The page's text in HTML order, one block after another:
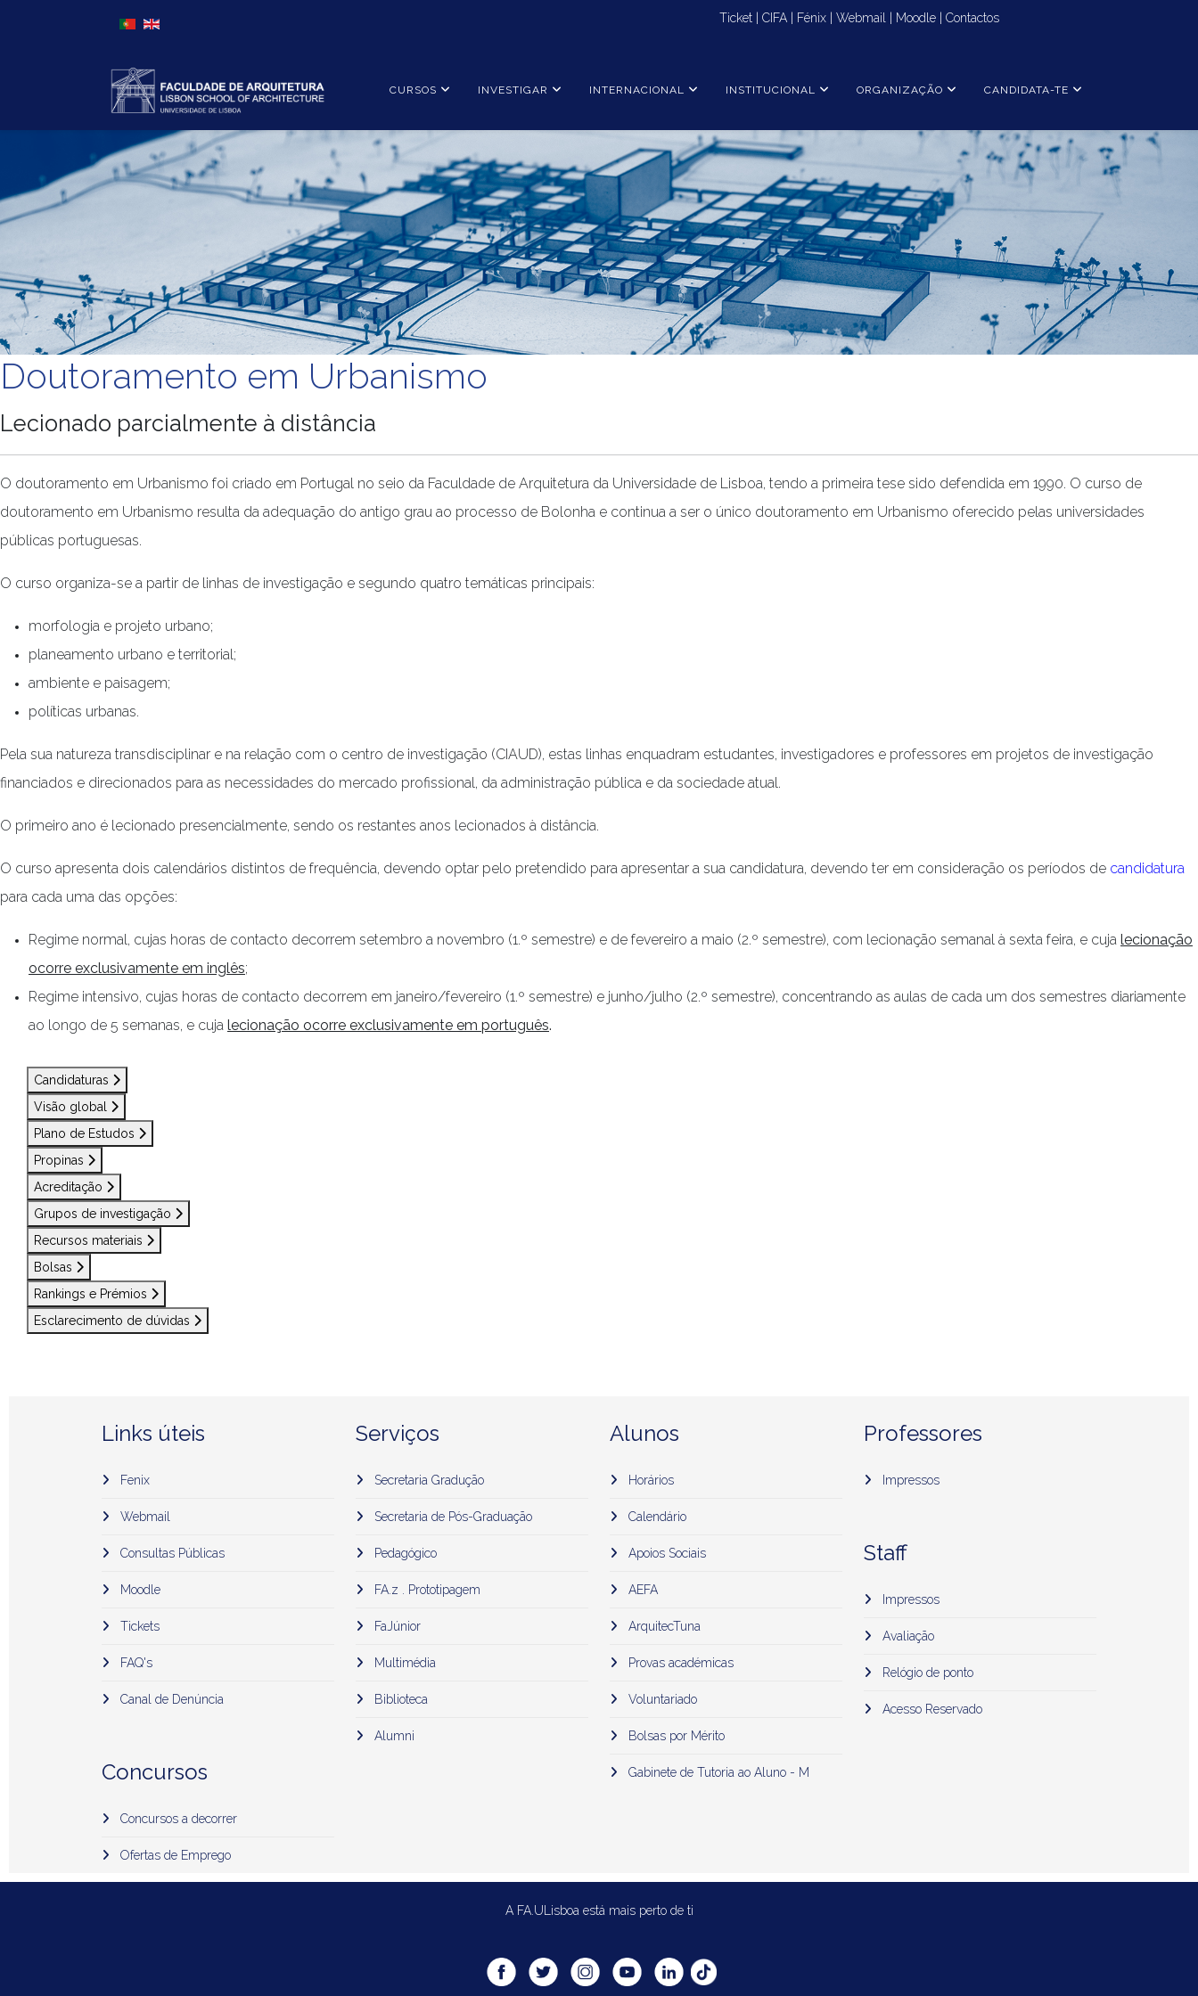
Escolha o seu idioma Ticket CIFA Fénix Webmail Moodle Contactos
CURSOS INVESTIGAR INTERNACIONAL INSTITUCIONAL ORGANIZAÇÃO CANDIDATA-TE
Doutoramento em Urbanismo
Lecionado parcialmente à distância
O doutoramento em Urbanismo foi criado em Portugal no seio da Faculdade de Arquitetura da Universidade de Lisboa, tendo a primeira tese sido defendida em 1990. O curso de
doutoramento em Urbanismo resulta da adequação do antigo grau ao processo de Bolonha e continua a ser o único doutoramento em Urbanismo oferecido pelas universidades
públicas portuguesas.
O curso organiza-se a partir de linhas de investigação e segundo quatro temáticas principais:
morfologia e projeto urbano;
planeamento urbano e territorial;
ambiente e paisagem;
políticas urbanas.
Pela sua natureza transdisciplinar e na relação com o centro de investigação (CIAUD), estas linhas enquadram estudantes, investigadores e professores em projetos de investigação
financiados e direcionados para as necessidades do mercado profissional, da administração pública e da sociedade atual.
O primeiro ano é lecionado presencialmente, sendo os restantes anos lecionados à distância.
O curso apresenta dois calendários distintos de frequência, devendo optar pelo pretendido para apresentar a sua candidatura, devendo ter em consideração os períodos de candidatura
para cada uma das opções:
Regime normal, cujas horas de contacto decorrem setembro a novembro (1.º semestre) e de fevereiro a maio (2.º semestre), com lecionação semanal à sexta feira, e cuja lecionação
ocorre exclusivamente em inglês;
Regime intensivo, cujas horas de contacto decorrem em janeiro/fevereiro (1.º semestre) e junho/julho (2.º semestre), concentrando as aulas de cada um dos semestres diariamente
ao longo de 5 semanas, e cuja lecionação ocorre exclusivamente em português.
Candidaturas
Visão global
Plano de Estudos
Propinas
Acreditação
Grupos de investigação
Recursos materiais
Bolsas
Rankings e Prémios
Esclarecimento de dúvidas
Links úteis
Fenix
Webmail
Consultas Públicas
Moodle
Tickets
FAQ's
Canal de Denúncia
Concursos
Concursos a decorrer
Ofertas de Emprego
Serviços
Secretaria Gradução
Secretaria de Pós-Graduação
Pedagógico
FA.z . Prototipagem
FaJúnior
Multimédia
Biblioteca
Alumni
Alunos
Horários
Calendário
Apoios Sociais
AEFA
ArquitecTuna
Provas académicas
Voluntariado
Bolsas por Mérito
Gabinete de Tutoria ao Aluno - M
Professores
Impressos
Staff
Impressos
Avaliação
Relógio de ponto
Acesso Reservado
A FA.ULisboa está mais perto de ti